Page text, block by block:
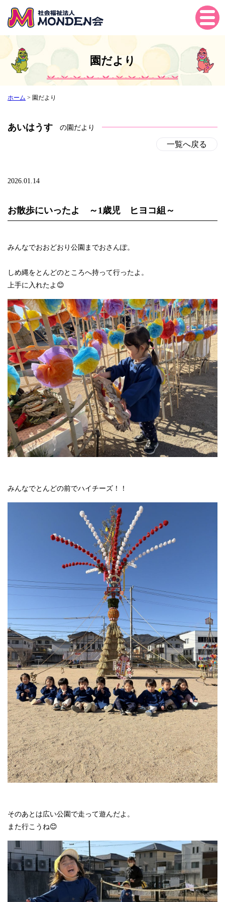
Tog
gle
gati
on
園だより
ホーム > 園だより
あいはうす の園だより
一覧へ戻る
2026.01.14
お散歩にいったよ ～1歳児 ヒヨコ組～
みんなでおおどおり公園までおさんぽ。
しめ縄をとんどのところへ持って行ったよ。
上手に入れたよ😊
みんなでとんどの前でハイチーズ！！
そのあとは広い公園で走って遊んだよ。
また行こうね😊